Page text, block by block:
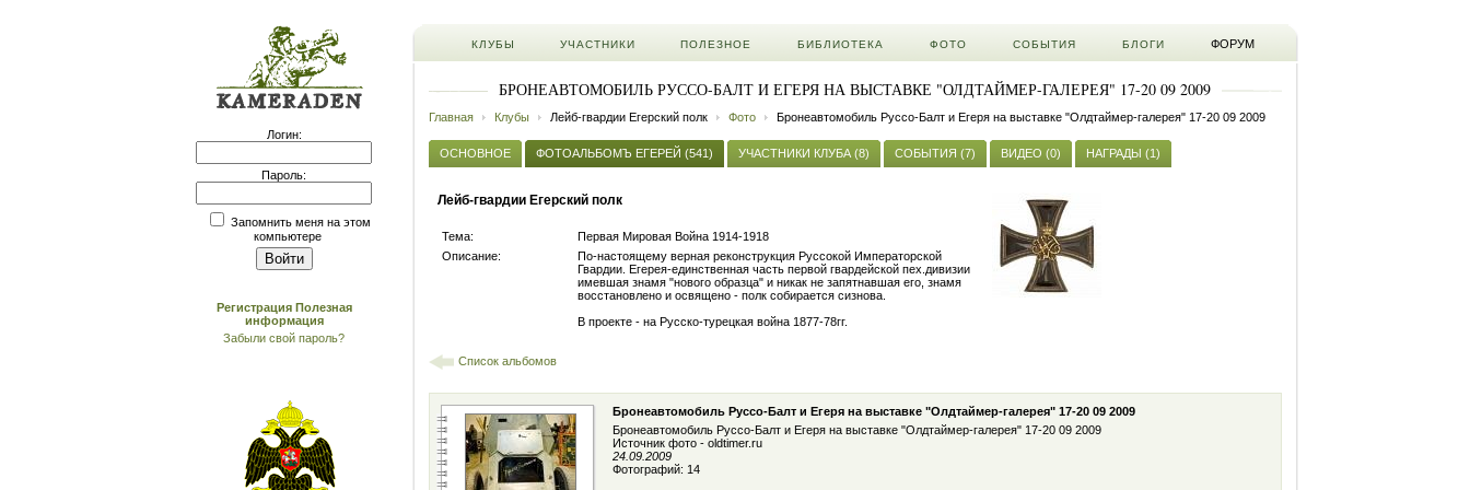
Логин:
Пароль:
Запомнить меня на этом
компьютере
Регистрация Полезная
информация
Забыли свой пароль?
КЛУБЫ УЧАСТНИКИ ПОЛЕЗНОЕ БИБЛИОТЕКА ФОТО СОБЫТИЯ БЛОГИ ФОРУМ
БРОНЕАВТОМОБИЛЬ РУССО-БАЛТ И ЕГЕРЯ НА ВЫСТАВКЕ "ОЛДТАЙМЕР-ГАЛЕРЕЯ" 17-20 09 2009
Главная Клубы Лейб-гвардии Егерский полк Фото Бронеавтомобиль Руссо-Балт и Егеря на выставке "Олдтаймер-галерея" 17-20 09 2009
ОСНОВНОЕ ФОТОАЛЬБОМЪ ЕГЕРЕЙ (541) УЧАСТНИКИ КЛУБА (8) СОБЫТИЯ (7) ВИДЕО (0) НАГРАДЫ (1)
Лейб-гвардии Егерский полк
Тема:
Первая Мировая Война 1914-1918
Описание:
По-настоящему верная реконструкция Руссокой Императорской
Гвардии. Егерея-единственная часть первой гвардейской пех.дивизии
имевшая знамя "нового образца" и никак не запятнавшая его, знамя
восстановлено и освящено - полк собирается сизнова.
В проекте - на Русско-турецкая война 1877-78гг.
Список альбомов
Бронеавтомобиль Руссо-Балт и Егеря на выставке "Олдтаймер-галерея" 17-20 09 2009
Бронеавтомобиль Руссо-Балт и Егеря на выставке "Олдтаймер-галерея" 17-20 09 2009
Источник фото - oldtimer.ru
24.09.2009
Фотографий: 14